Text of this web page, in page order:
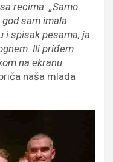
recima: „Samo
god sam imala
i spisak pesama, ja
Ili priđem
na ekranu
naša mlada